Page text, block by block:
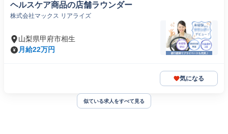
ヘルスケア商品の店舗ラウンダー
株式会社マックス リアライズ
山梨県甲府市相生
月給22万円
気になる
似ている求人をすべて見る